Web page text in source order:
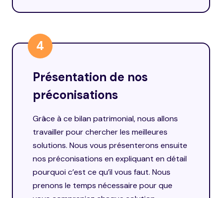
4
Présentation de nos
préconisations
Grâce à ce bilan patrimonial, nous allons
travailler pour chercher les meilleures
solutions. Nous vous présenterons ensuite
nos préconisations en expliquant en détail
pourquoi c’est ce qu’il vous faut. Nous
prenons le temps nécessaire pour que